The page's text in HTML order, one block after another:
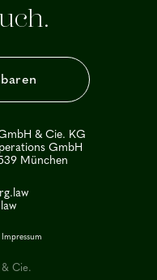
& Cie. KG
GmbH
München
Impressum
Cie.